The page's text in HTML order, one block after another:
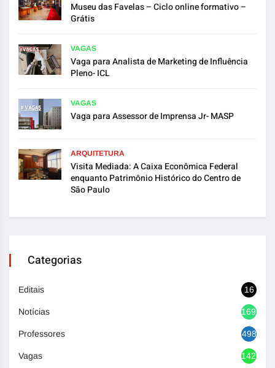
Museu das Favelas – Ciclo online formativo –
Grátis
VAGAS
Vaga para Analista de Marketing de Influência
Pleno- ICL
VAGAS
Vaga para Assessor de Imprensa Jr- MASP
ARQUITETURA
Visita Mediada: A Caixa Econômica Federal
enquanto Patrimônio Histórico do Centro de
São Paulo
Categorias
Editais 16
Notícias 1692
Professores 498
Vagas 1420